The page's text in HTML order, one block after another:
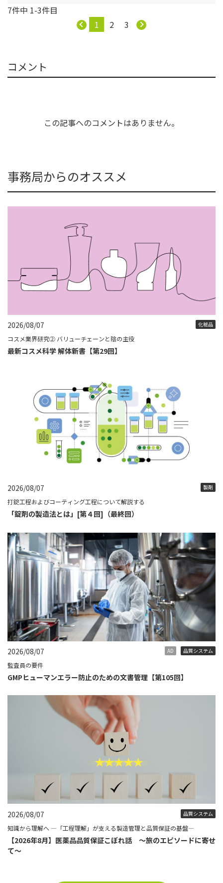
7件中 1-3件目
1
2 3
コメント
この記事へのコメントはありません。
事務局からのオススメ
2026/08/07 化粧品
コスメ業界研究② バリューチェーンと陰の主役
最新コスメ科学 解体新書【第29回】
2026/08/07 製剤
打錠工程およびコーティング工程について解説する
「錠剤の製造法とは」[第４回]（最終回）
2026/08/07 AD 品質システム
監査員の要件
GMPヒューマンエラー防止のための文書管理【第105回】
2026/08/07 品質システム
知識から理解へ ―「工程理解」が支える製造管理と品質保証の基盤―
【2026年8月】医薬品品質保証こぼれ話 ～旅のエピソードに寄せ
て～